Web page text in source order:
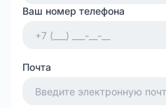
Ваш номер телефона
Почта